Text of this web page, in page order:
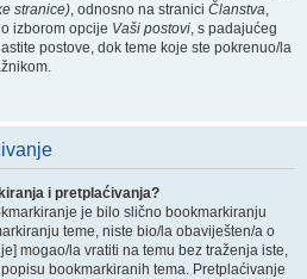
stranice), odnosno na stranici Članstva,
izborom opcije Vaši postovi, s padajućeg
postove, dok teme koje ste pokrenuo/la
i pretplaćivanja?
je bilo slično bookmarkiranju
teme, niste bio/la obaviješten/a o
mogao/la vratiti na temu bez traženja iste,
bookmarkiranih tema. Pretplaćivanje